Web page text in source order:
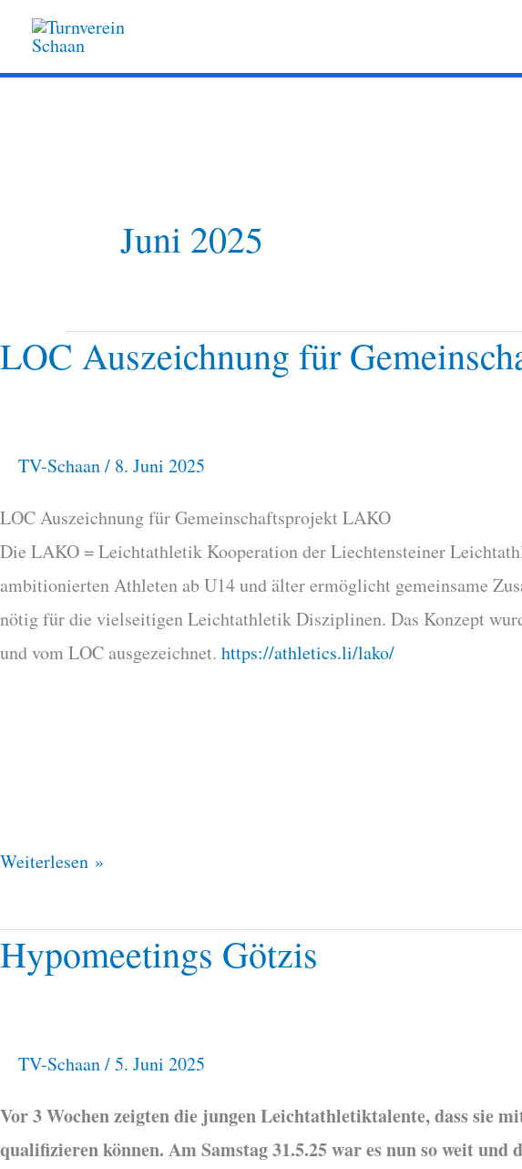
Zum
Inhalt
springen
Juni 2025
LOC Auszeichnung für
TV-Schaan/ 8. Juni 2025
LOC Auszeichnung für Gemeinschaftsprojekt LAKO
Die LAKO = Leichtathletik Kooperation der Liechtensteiner
ambitionierten Athleten ab U14 und älter ermöglicht gemeinsame
nötig für die vielseitigen Leichtathletik Disziplinen. Das Konzept
und vom LOC ausgezeichnet. https://athletics.li/lako/
LOC
Weiterlesen »
Hypomeetings Götzis
TV-Schaan/5. Juni 2025
Vor 3 Wochen zeigten die jungen Leichtathletiktalente, dass sie
qualifizieren können. Am Samstag 31.5.25 war es nun so weit
Hypomeetings
Götzis